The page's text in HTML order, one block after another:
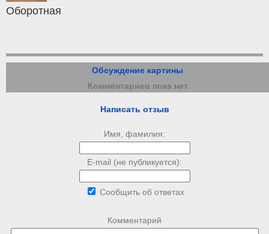
Оборотная
Обсуждение картины
Комментариев пока нет
Написать отзыв
Имя, фамилия:
E-mail (не публикуется):
Сообщить об ответах
Комментарий